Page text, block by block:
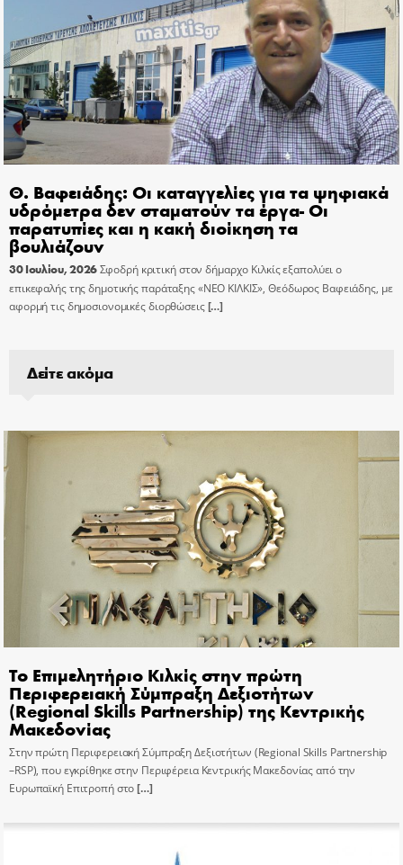
Θ. Βαφειάδης: Οι καταγγελίες για τα ψηφιακά
υδρόμετρα δεν σταματούν τα έργα- Οι
παρατυπίες και η κακή διοίκηση τα
βουλιάζουν
30 Ιουλίου, 2026Σφοδρή κριτική στον δήμαρχο Κιλκίς εξαπολύει ο
επικεφαλής της δημοτικής παράταξης «ΝΕΟ ΚΙΛΚΙΣ», Θεόδωρος Βαφειάδης, με
αφορμή τις δημοσιονομικές διορθώσεις[…]
Δείτε ακόμα
Το Επιμελητήριο Κιλκίς στην πρώτη
Περιφερειακή Σύμπραξη Δεξιοτήτων
(Regional Skills Partnership) της Κεντρικής
Μακεδονίας
Στην πρώτη Περιφερειακή Σύμπραξη Δεξιοτήτων (Regional Skills Partnership
–RSP), που εγκρίθηκε στην Περιφέρεια Κεντρικής Μακεδονίας από την
Ευρωπαϊκή Επιτροπή στο[…]